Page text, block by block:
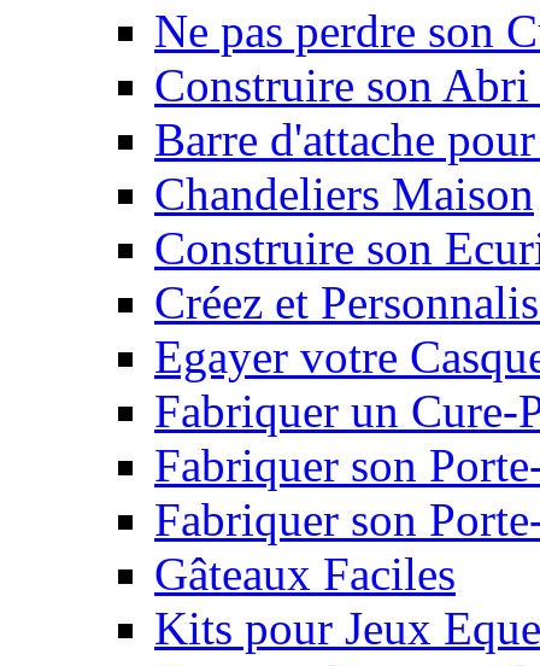
Ne pas perdre son
Construire son
Barre d'attache
Chandeliers Maison
Construire son
Créez et
Egayer votre
Fabriquer un Cure-
Fabriquer son
Fabriquer son
Gâteaux Faciles
Kits pour Jeux